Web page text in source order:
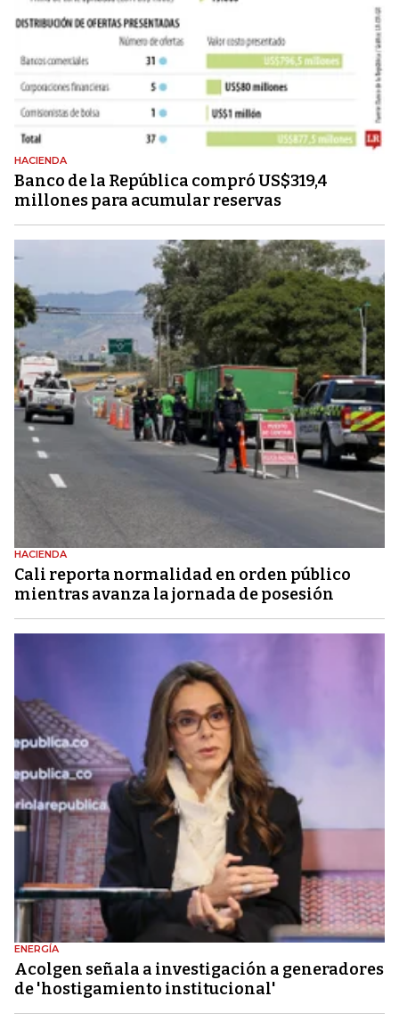
HACIENDA
Banco de la República compró US$319,4
millones para acumular reservas
HACIENDA
Cali reporta normalidad en orden público
mientras avanza la jornada de posesión
ENERGÍA
Acolgen señala a investigación a generadores
de 'hostigamiento institucional'